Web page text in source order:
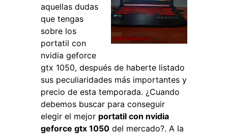
aquellas dudas
que tengas
sobre los
portatil con
nvidia geforce
gtx 1050, después de haberte listado
sus peculiaridades más importantes y
precio de esta temporada. ¿Cuando
debemos buscar para conseguir
elegir el mejor portatil con nvidia
geforce gtx 1050 del mercado?. A la